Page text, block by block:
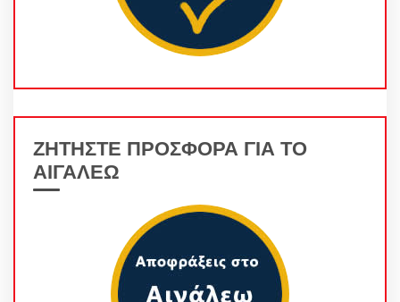
ΖΗΤΗΣΤΕ ΠΡΟΣΦΟΡΑ ΓΙΑ ΤΟ
ΑΙΓΑΛΕΩ